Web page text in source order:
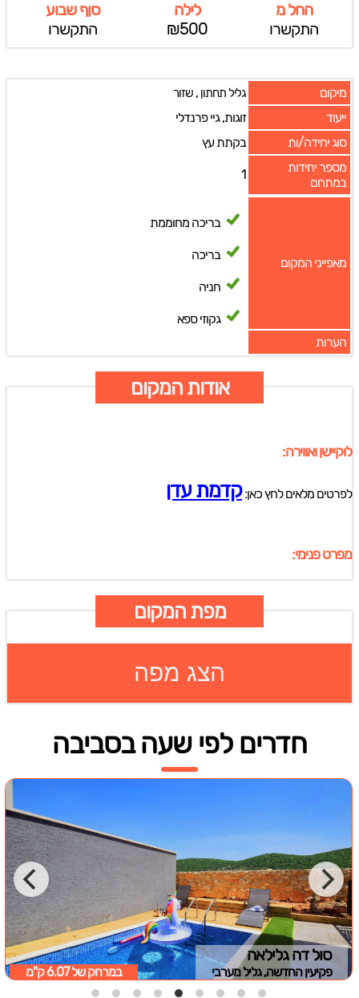
החל מ
התקשרו
לילה
₪500
סןף שבוע
התקשרו
מיקום גליל תחתון, שזור
ייעוד
זוגות, גיי פרנדלי
סוג יחידה/ות
בקתת עץ
מספר יחידות
במתחם
1
מאפייני המקום
בריכה מחוממת
בריכה
חניה
גקוזי ספא
הערות
אודות המקום
לוקיישן ואווירה:
לפרטים מלאים לחץ כאן:קדמת עדן
מפרט פנימי:
מפת המקום
הצג מפה
חדרים לפי שעה בסביבה
סול דה גלילאה
פקיעין החדשה, גליל מערבי במרחק של6.07 ק"מ